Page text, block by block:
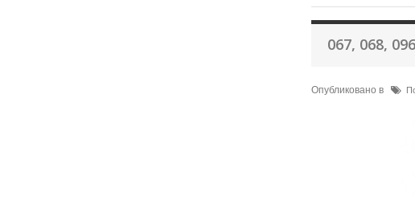
067, 068,
Опубликовано в